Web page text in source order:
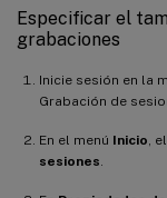
Especificar el
grabaciones
Inicie sesión en la
Grabación de
En el menú Inicio ,
sesiones